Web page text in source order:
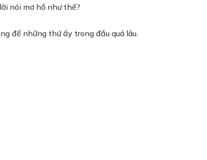
nói mơ hồ như thế?
để những thứ ấy trong đầu quá lâu.